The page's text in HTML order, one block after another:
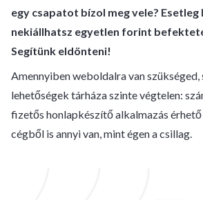
egy csapatot bízol meg vele? Esetleg
nekiállhatsz egyetlen forint
Segítünk eldönteni!
Amennyiben weboldalra van szükséged,
lehetőségek tárháza szinte végtelen:
fizetős honlapkészítő alkalmazás
cégből is annyi van, mint égen a csillag.